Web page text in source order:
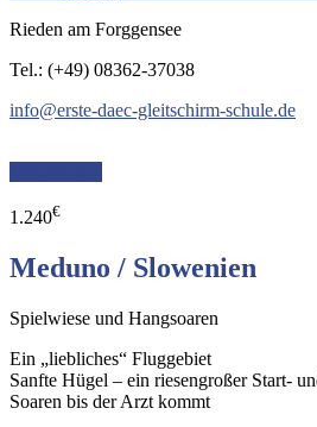
Rieden am Forggensee
Tel.: (+49) 08362-37038
info@erste-daec-gleitschirm-schule.de
1.240€
Meduno / Slowenien
Spielwiese und Hangsoaren
Ein „liebliches“ Fluggebiet
Sanfte Hügel – ein riesengroßer Start-
Soaren bis der Arzt kommt